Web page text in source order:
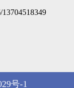
13704518349
号-1